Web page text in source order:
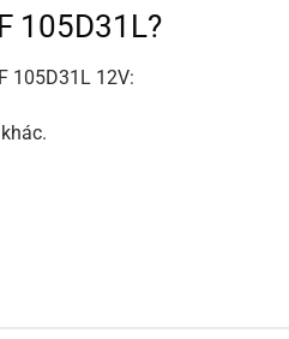
105D31L?
105D31L 12V: